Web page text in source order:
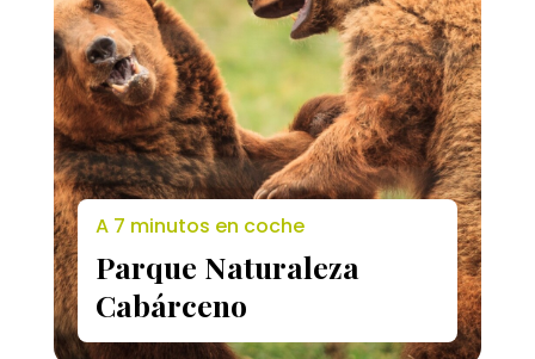
A 7 minutos en coche
Parque Naturaleza
Cabárceno